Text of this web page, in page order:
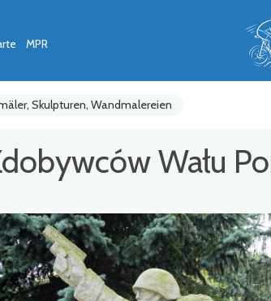
MPR
Skulpturen, Wandmalereien
Wału